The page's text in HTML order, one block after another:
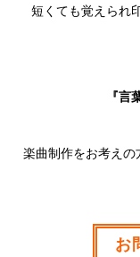
短くても覚えられ
『言
楽曲制作をお考えの
お